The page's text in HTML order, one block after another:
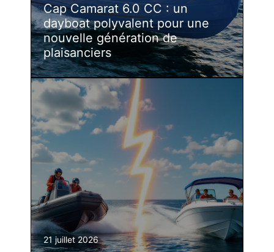
Cap Camarat 6.0 CC : un
dayboat polyvalent pour une
nouvelle génération de
plaisanciers
21 juillet 2026